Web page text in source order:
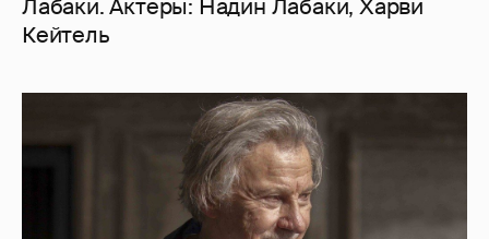
Лабаки. Актеры: Надин Лабаки, Харви
Кейтель